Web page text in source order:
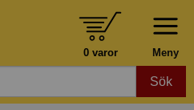
Meny
0 varor
Sök